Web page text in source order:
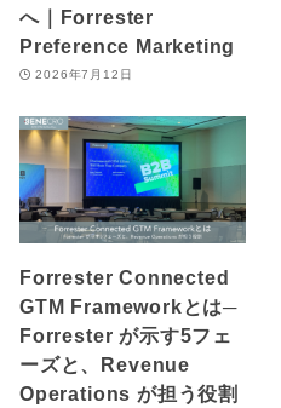
へ｜Forrester
Preference Marketing
2026年7月12日
Forrester Connected
GTM Frameworkとは─
Forrester が示す5フェ
ーズと、Revenue
Operations が担う役割